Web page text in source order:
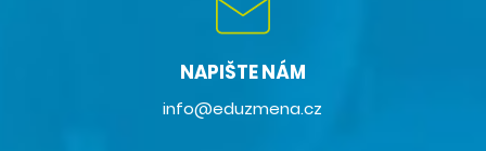
NAPIŠTE NÁM
info@eduzmena.cz